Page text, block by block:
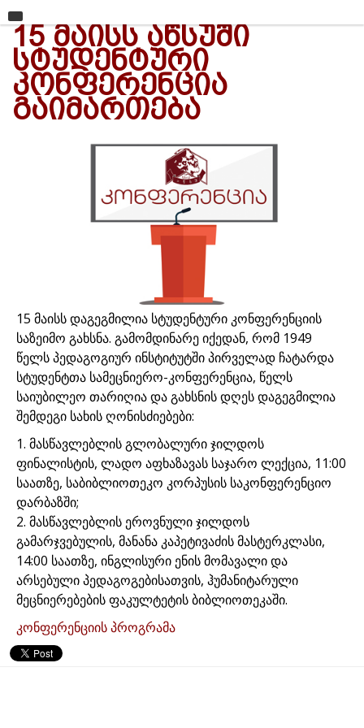
მთავარი
უნივერსიტეტი
საგანმანათლებლო ერთეულები
ინტერნაციონალიზაცია
15 ᲛᲐᲘᲡᲡ ᲐᲬᲡᲣᲨᲘ
ᲡᲢᲣᲓᲔᲜᲢᲣᲠᲘ
ᲙᲝᲜᲤᲔᲠᲔᲜᲪᲘᲐ
ᲒᲐᲘᲛᲐᲠᲗᲔᲑᲐ
15 მაისს დაგეგმილია სტუდენტური კონფერენციის
საზეიმო გახსნა. გამომდინარე იქედან, რომ 1949
წელს პედაგოგიურ ინსტიტუტში პირველად ჩატარდა
სტუდენტთა სამეცნიერო-კონფერენცია, წელს
საიუბილეო თარიღია და გახსნის დღეს დაგეგმილია
შემდეგი სახის ღონისძიებები:
1. მასწავლებლის გლობალური ჯილდოს
ფინალისტის, ლადო აფხაზავას საჯარო ლექცია, 11:00
საათზე, საბიბლიოთეკო კორპუსის საკონფერენციო
დარბაზში;
2. მასწავლებლის ეროვნული ჯილდოს
გამარჯვებულის, მანანა კაპეტივაძის მასტერკლასი,
14:00 საათზე, ინგლისური ენის მომავალი და
არსებული პედაგოგებისათვის, ჰუმანიტარული
მეცნიერებების ფაკულტეტის ბიბლიოთეკაში.
კონფერენციის პროგრამა